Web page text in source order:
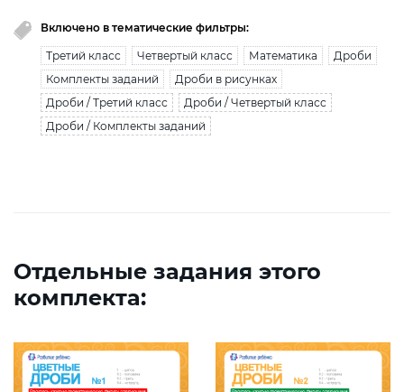
Включено в тематические фильтры:
Третий класс Четвертый класс Математика
Дроби
Комплекты заданий
Дроби в рисунках
Дроби / Третий класс
Дроби / Четвертый класс
Дроби / Комплекты заданий
Отдельные задания этого
комплекта: